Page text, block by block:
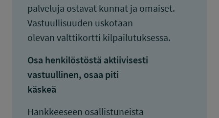
palveluja ostavat kunnat ja omaiset.
Vastuullisuuden uskotaan
olevan valttikortti kilpailutuksessa.
Osa henkilöstöstä aktiivisesti
vastuullinen, osaa piti
käskeä
Hankkeeseen osallistuneista